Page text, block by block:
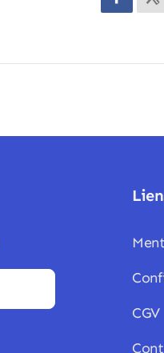
CGV